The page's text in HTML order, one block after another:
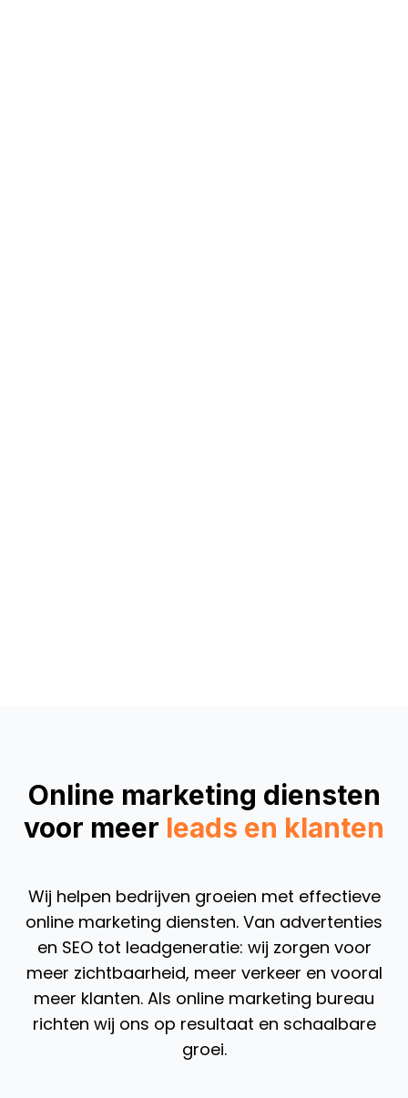
Online marketing diensten
voor meer leads en klanten
Wij helpen bedrijven groeien met effectieve
online marketing diensten. Van advertenties
en SEO tot leadgeneratie: wij zorgen voor
meer zichtbaarheid, meer verkeer en vooral
meer klanten. Als online marketing bureau
richten wij ons op resultaat en schaalbare
groei.